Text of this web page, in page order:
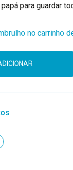
para guardar
no carrinho